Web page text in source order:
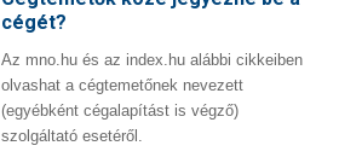
cégét?
Az mno.hu és az index.hu alábbi cikkeiben
olvashat a cégtemetőnek nevezett
(egyébként cégalapítást is végző)
szolgáltató esetéről.